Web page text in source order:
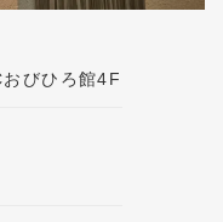
びひろ館4F